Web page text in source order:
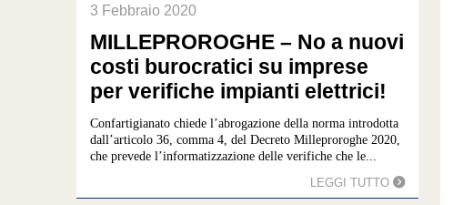
3 Febbraio 2020
MILLEPROROGHE – No a nuovi
costi burocratici su imprese
per verifiche impianti elettrici!
Confartigianato chiede l’abrogazione della norma introdotta
dall’articolo 36, comma 4, del Decreto Milleproroghe 2020,
che prevede l’informatizzazione delle verifiche che le...
LEGGI TUTTO